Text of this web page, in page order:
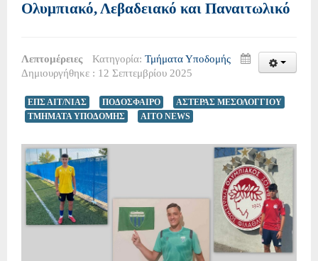
Ολυμπιακό, Λεβαδειακό και Παναιτωλικό
Λεπτομέρειες Κατηγορία: Τμήματα Υποδομής
Δημιουργήθηκε : 12 Σεπτεμβρίου 2025
ΕΠΣ ΑΙΤ/ΝΙΑΣ ΠΟΔΟΣΦΑΙΡΟ
ΑΣΤΕΡΑΣ ΜΕΣΟΛΟΓΓΙΟΥ
ΤΜΗΜΑΤΑ ΥΠΟΔΟΜΗΣ
AITO NEWS